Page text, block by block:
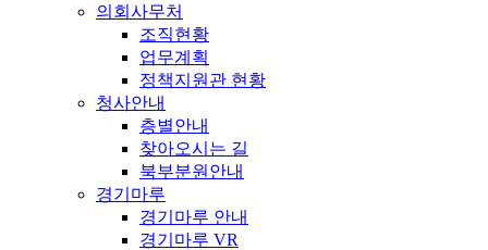
의회사무처
조직현황
업무계획
정책지원관 현황
청사안내
층별안내
찾아오시는 길
북부분원안내
경기마루
경기마루 안내
경기마루 VR